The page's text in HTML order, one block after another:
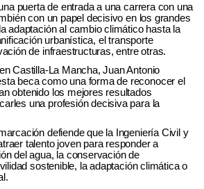
puerta de entrada a una carrera con una
con un papel decisivo en los grandes
adaptación al cambio climático hasta la
urbanística, el transporte
de infraestructuras, entre otras.
Castilla-La Mancha, Juan Antonio
beca como una forma de reconocer el
obtenido los mejores resultados
una profesión decisiva para la
defiende que la Ingeniería Civil y
talento joven para responder a
del agua, la conservación de
sostenible, la adaptación climática o